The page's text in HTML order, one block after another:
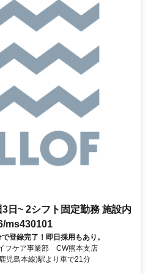
3日~ 2シフト固定勤務 施設内
ms430101
登録完了！即日採用もあり。
フケア事業部 CW熊本支店
富合(鹿児島本線)駅より車で21分